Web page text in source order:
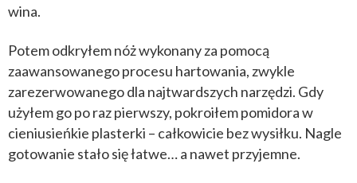
wina.
Potem odkryłem nóż wykonany za pomocą
zaawansowanego procesu hartowania, zwykle
zarezerwowanego dla najtwardszych narzędzi. Gdy
użyłem go po raz pierwszy, pokroiłem pomidora w
cieniusieńkie plasterki – całkowicie bez wysiłku. Nagle
gotowanie stało się łatwe… a nawet przyjemne.